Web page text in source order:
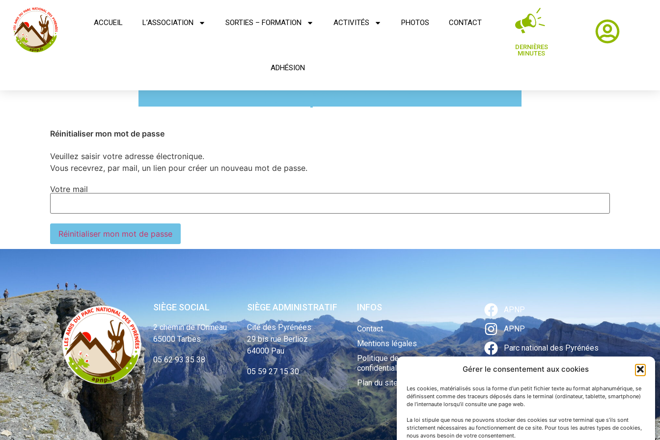
Gérer le consentement aux cookies
Les cookies, matérialisés sous la forme d’un petit fichier texte au format alphanumérique, se
définissent comme des traceurs déposés dans le terminal (ordinateur, tablette, smartphone)
de l’internaute lorsqu’il consulte une page web.
La loi stipule que nous ne pouvons stocker des cookies sur votre terminal que s’ils sont
strictement nécessaires au fonctionnement de ce site. Pour tous les autres types de cookies,
nous avons besoin de votre consentement.
ACCUEIL L’ASSOCIATION SORTIES – FORMATION ACTIVITÉS PHOTOS CONTACT
ADHÉSION
DERNIÈRES
MINUTES
Mot de passe oublié
Réinitialiser mon mot de passe
Veuillez saisir votre adresse électronique.
Vous recevrez, par mail, un lien pour créer un nouveau mot de passe.
Votre mail
Réinitialiser mon mot de passe
SIÈGE SOCIAL
2 chemin de l’Ormeau
65000 Tarbes
05 62 93 35 38
SIÈGE ADMINISTRATIF
Cité des Pyrénées
29 bis rue Berlioz
64000 Pau
05 59 27 15 30
INFOS
Contact
Mentions légales
Politique de
confidentialité
Plan du site
APNP
APNP
Parc national des Pyrénées